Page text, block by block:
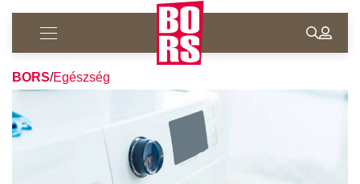
BORS/Egészség